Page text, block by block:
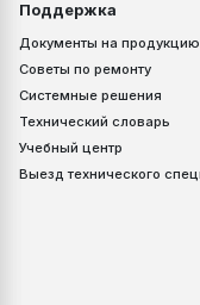
Наносить
температуре
до +25 °С.
солнечных
На одной
Поддержка
Документы на продукцию
Советы по ремонту
Системные решения
Технический словарь
Учебный центр
Выезд технического